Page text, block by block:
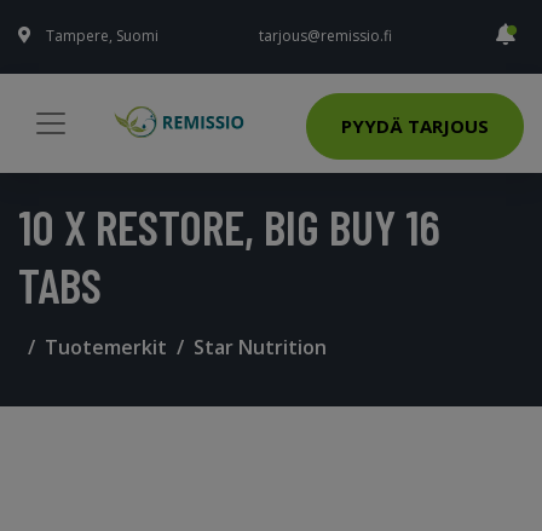
Tampere, Suomi tarjous@remissio.fi
PYYDÄ TARJOUS
10 X RESTORE, BIG BUY 16
TABS
Tuotemerkit Star Nutrition